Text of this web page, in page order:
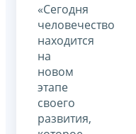
«Сегодня
человечество
находится
на
новом
этапе
своего
развития,